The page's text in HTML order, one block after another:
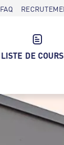
FAQ
LISTE DE